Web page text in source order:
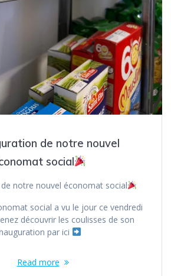
de notre nouvel
social
notre nouvel économat social
social a vu le jour ce vendredi
découvrir les coulisses de son
par ici
Read more